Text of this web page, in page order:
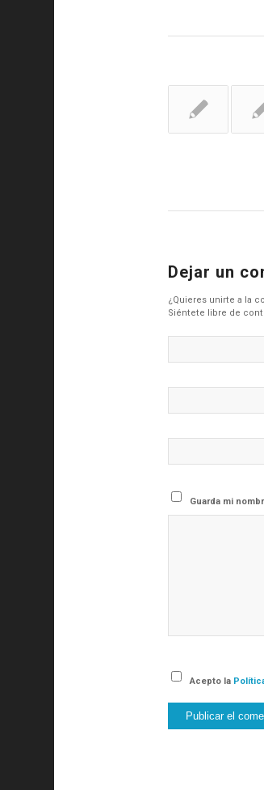
Dejar un
¿Quieres unirte a la
Siéntete libre de
Guarda mi
Acepto la